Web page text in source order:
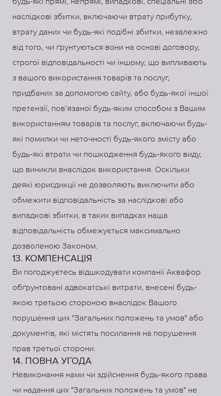
наслідкові збитки, включаючи втрату прибутку,
втрату даних чи будь-які подібні збитки, незалежно
від того, чи ґрунтуються вони на основі договору,
строгої відповідальності чи іншому, що випливають
з вашого використання товарів та послуг,
придбаних за допомогою сайту, або будь-якої іншої
претензії, пов’язаної будь-яким способом з Вашим
використанням товарів та послуг, включаючи будь-
які помилки чи неточності будь-якого змісту або
будь-які втрати чи пошкодження будь-якого виду,
що виникли внаслідок використання. Оскільки
деякі юрисдикції не дозволяють виключити або
обмежити відповідальність за наслідкові або
випадкові збитки, в таких випадках наша
відповідальність обмежується максимально
дозволеною Законом.
13. КОМПЕНСАЦІЯ
Ви погоджуєтесь відшкодувати компанії Аквафор
обґрунтовані адвокатські витрати, внесені будь-
якою третьою стороною внаслідок Вашого
порушення цих "Загальних положень та умов" або
документів, які містять посилання на порушення
прав третьої сторони.
14. ПОВНА УГОДА
Невиконання нами чи здійснення будь-якого права
чи надання цих "Загальних положень та умов" не